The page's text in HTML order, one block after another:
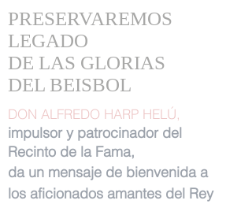
PRESERVAREMOS
LEGADO
DE LAS GLORIAS
DEL BEISBOL
DON ALFREDO HARP HELÚ,
impulsor y patrocinador del
Recinto de la Fama,
da un mensaje de bienvenida a
los aficionados amantes del Rey